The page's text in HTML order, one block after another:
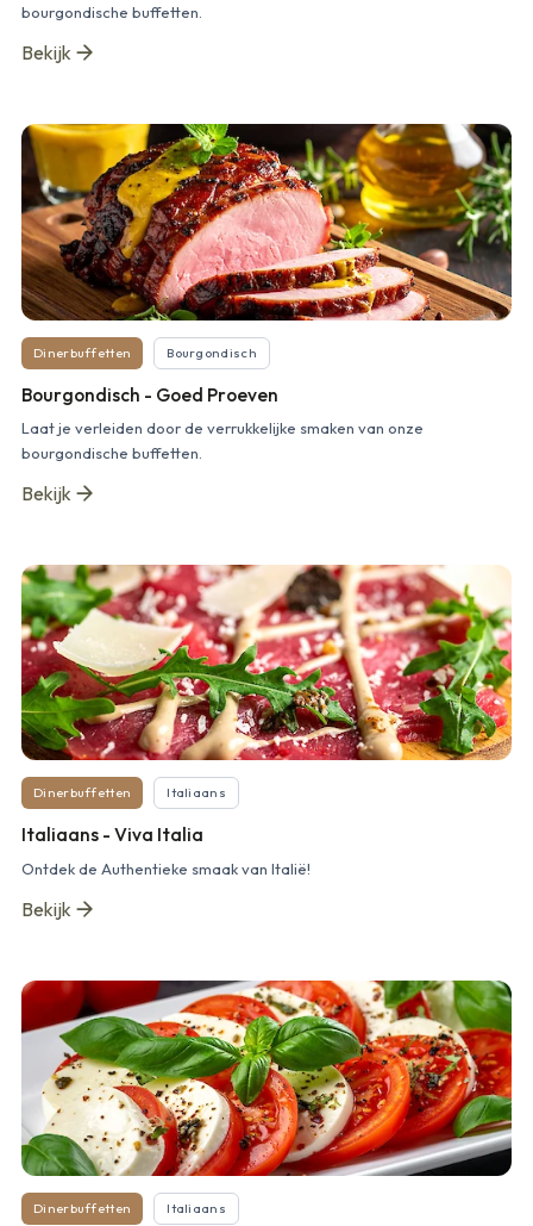
bourgondische buffetten.
Bekijk
Dinerbuffetten Bourgondisch
Bourgondisch - Goed Proeven
Laat je verleiden door de verrukkelijke smaken van onze
bourgondische buffetten.
Bekijk
Dinerbuffetten Italiaans
Italiaans - Viva Italia
Ontdek de Authentieke smaak van Italië!
Bekijk
Dinerbuffetten Italiaans